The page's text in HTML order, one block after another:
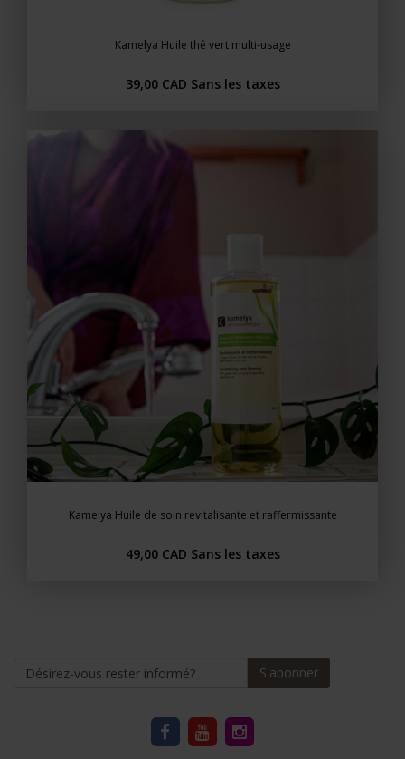
Kamelya Huile thé vert multi-usage
39,00 CAD Sans les taxes
Kamelya Huile de soin revitalisante et raffermissante
49,00 CAD Sans les taxes
S'abonner